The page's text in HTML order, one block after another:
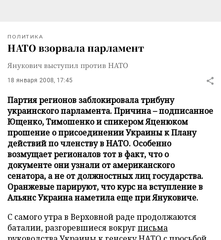
ПОЛИТИКА
НАТО взорвала парламент
Янукович выступил против НАТО
18 января 2008, 17:45
Партия регионов заблокировала трибуну
украинского парламента. Причина – подписанное
Ющенко, Тимошенко и спикером Яценюком
прошение о присоединении Украины к Плану
действий по членству в НАТО. Особенно
возмущает регионалов тот в факт, что о
документе они узнали от американского
сенатора, а не от должностных лиц государства.
Оранжевые парируют, что курс на вступление в
Альянс Украина наметила еще при Януковиче.
С самого утра в Верховной раде продолжаются
баталии, разгоревшиеся вокруг письма